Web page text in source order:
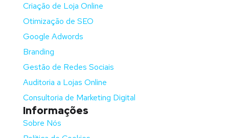
Criação de Loja Online
Otimização de SEO
Google Adwords
Branding
Gestão de Redes Sociais
Auditoria a Lojas Online
Consultoria de Marketing Digital
Informações
Sobre Nós